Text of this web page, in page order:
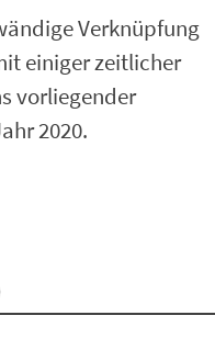
Verknüpfung
einiger zeitlicher
vorliegender
2020.